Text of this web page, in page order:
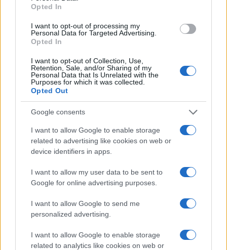
Opted In
I want to opt-out of processing my
Personal Data for Targeted Advertising.
Opted In
I want to opt-out of Collection, Use,
Retention, Sale, and/or Sharing of my
Personal Data that Is Unrelated with the
Purposes for which it was collected.
Opted Out
Google consents
I want to allow Google to enable storage
related to advertising like cookies on web or
device identifiers in apps.
I want to allow my user data to be sent to
Google for online advertising purposes.
I want to allow Google to send me
personalized advertising.
I want to allow Google to enable storage
related to analytics like cookies on web or
Redazione di style24